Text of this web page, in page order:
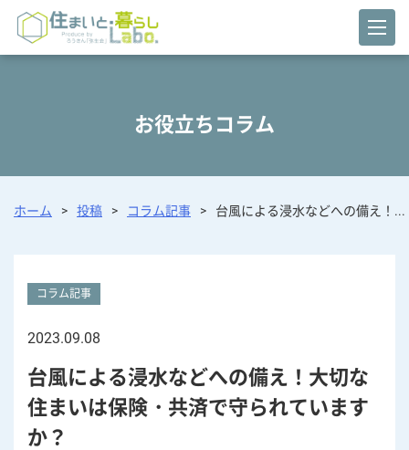
お役立ちコラム
ホーム > 投稿 > コラム記事 > 台風による浸水などへの備え！...
コラム記事
2023.09.08
台風による浸水などへの備え！大切な
住まいは保険・共済で守られています
か？